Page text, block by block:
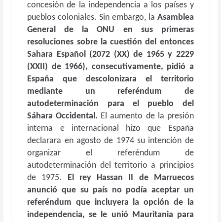
concesión de la independencia a los países y
pueblos coloniales. Sin embargo, la Asamblea
General de la ONU en sus primeras
resoluciones sobre la cuestión del entonces
Sahara Español (2072 (XX) de 1965 y 2229
(XXII) de 1966), consecutivamente, pidió a
España que descolonizara el territorio
mediante un referéndum de
autodeterminación para el pueblo del
Sáhara Occidental. El aumento de la presión
interna e internacional hizo que España
declarara en agosto de 1974 su intención de
organizar el referéndum de
autodeterminación del territorio a principios
de 1975. El rey Hassan II de Marruecos
anunció que su país no podía aceptar un
referéndum que incluyera la opción de la
independencia, se le unió Mauritania para